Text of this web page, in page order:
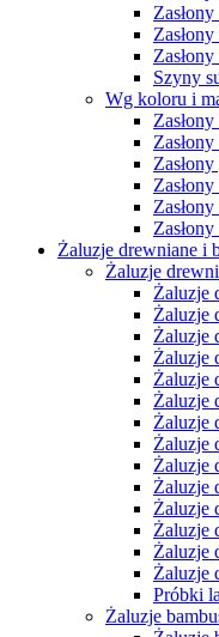
Szyny
Wg koloru i
Zasłony
Żaluzje drewniane i
Żaluzje
Żaluzje
Żaluzje
Żaluzje
Żaluzje
Żaluzje
Żaluzje
Żaluzje
Żaluzje
Żaluzje
Żaluzje
Żaluzje
Żaluzje
Żaluzje
Żaluzje
Próbki
Żaluzje